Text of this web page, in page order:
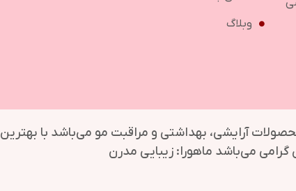
وبلاگ
آرایشی، بهداشتی و مراقبت مو می‌باشد با
می‌باشد ماهورا: زیبایی مدرن